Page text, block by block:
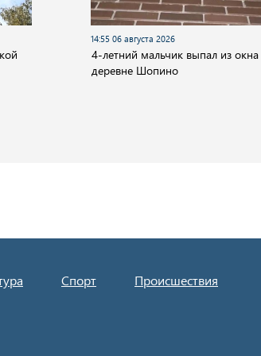
14:55 06 августа 2026
4-летний мальчик выпал из окна
деревне Шопино
Спорт Происшествия